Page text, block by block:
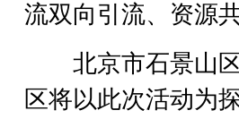
流双向引流、资源共
北京市石景山区
区将以此次活动为